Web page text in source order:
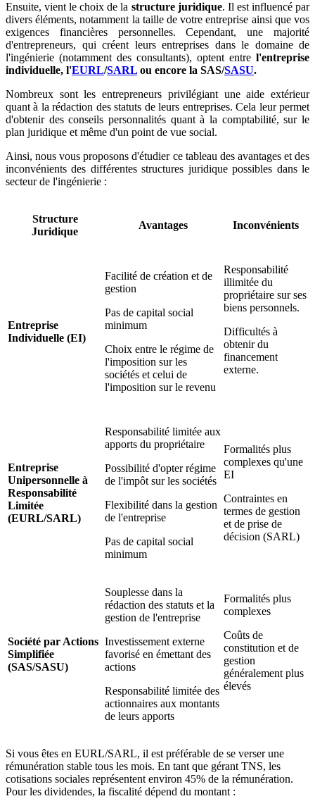
Ensuite, vient le choix de la structure juridique. Il est influencé par
divers éléments, notamment la taille de votre entreprise ainsi que vos
exigences financières personnelles. Cependant, une majorité
d'entrepreneurs, qui créent leurs entreprises dans le domaine de
l'ingénierie (notamment des consultants), optent entre l'entreprise
individuelle, l'EURL/SARL ou encore la SAS/SASU.
Nombreux sont les entrepreneurs privilégiant une aide extérieur
quant à la rédaction des statuts de leurs entreprises. Cela leur permet
d'obtenir des conseils personnalités quant à la comptabilité, sur le
plan juridique et même d'un point de vue social.
Ainsi, nous vous proposons d'étudier ce tableau des avantages et des
inconvénients des différentes structures juridique possibles dans le
secteur de l'ingénierie :
Structure
Juridique
Avantages Inconvénients
Entreprise
Individuelle (EI)
Facilité de création et de
gestion
Pas de capital social
minimum
Choix entre le régime de
l'imposition sur les
sociétés et celui de
l'imposition sur le revenu
Responsabilité
illimitée du
propriétaire sur ses
biens personnels.
Difficultés à
obtenir du
financement
externe.
Entreprise
Unipersonnelle à
Responsabilité
Limitée
(EURL/SARL)
Responsabilité limitée aux
apports du propriétaire
Possibilité d'opter régime
de l'impôt sur les sociétés
Flexibilité dans la gestion
de l'entreprise
Pas de capital social
minimum
Formalités plus
complexes qu'une
EI
Contraintes en
termes de gestion
et de prise de
décision (SARL)
Société par Actions
Simplifiée
(SAS/SASU)
Souplesse dans la
rédaction des statuts et la
gestion de l'entreprise
Investissement externe
favorisé en émettant des
actions
Responsabilité limitée des
actionnaires aux montants
de leurs apports
Formalités plus
complexes
Coûts de
constitution et de
gestion
généralement plus
élevés
Si vous êtes en EURL/SARL, il est préférable de se verser une
rémunération stable tous les mois. En tant que gérant TNS, les
cotisations sociales représentent environ 45% de la rémunération.
Pour les dividendes, la fiscalité dépend du montant :